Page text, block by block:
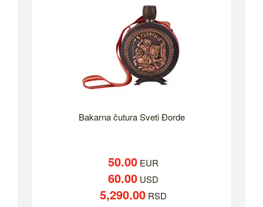
Bakarna čutura Sveti Đorde
50.00EUR
60.00USD
5,290.00RSD